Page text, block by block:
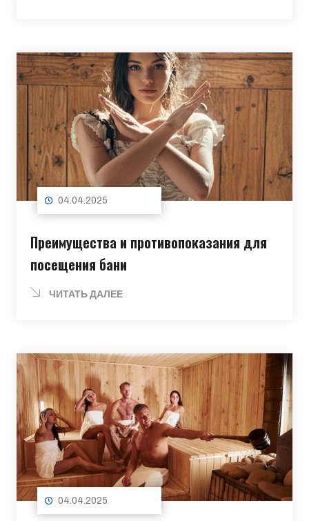
04.04.2025
Преимущества и противопоказания для
посещения бани
ЧИТАТЬ ДАЛЕЕ
04.04.2025